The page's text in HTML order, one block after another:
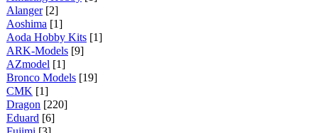
Alanger [2]
Aoshima [1]
Aoda Hobby Kits [1]
ARK-Models [9]
AZmodel [1]
Bronco Models [19]
CMK [1]
Dragon [220]
Eduard [6]